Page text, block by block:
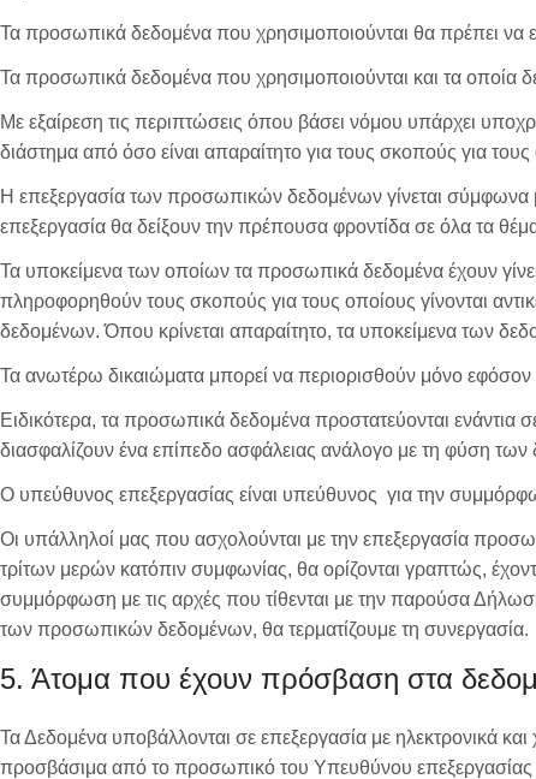
Τα προσωπικά δεδομένα που χρησιμοποιούνται θα πρέπει να
Τα προσωπικά δεδομένα που χρησιμοποιούνται και τα οποία
Με εξαίρεση τις περιπτώσεις όπου βάσει νόμου υπάρχει
διάστημα από όσο είναι απαραίτητο για τους σκοπούς για
Η επεξεργασία των προσωπικών δεδομένων γίνεται σύμφωνα
επεξεργασία θα δείξουν την πρέπουσα φροντίδα σε όλα τα
Τα υποκείμενα των οποίων τα προσωπικά δεδομένα έχουν
πληροφορηθούν τους σκοπούς για τους οποίους γίνονται
δεδομένων. Όπου κρίνεται απαραίτητο, τα υποκείμενα των
Τα ανωτέρω δικαιώματα μπορεί να περιορισθούν μόνο εφόσον
Ειδικότερα, τα προσωπικά δεδομένα προστατεύονται
διασφαλίζουν ένα επίπεδο ασφάλειας ανάλογο με τη φύση
Ο υπεύθυνος επεξεργασίας είναι υπεύθυνος για την
Οι υπάλληλοί μας που ασχολούνται με την επεξεργασία
τρίτων μερών κατόπιν συμφωνίας, θα ορίζονται γραπτώς,
συμμόρφωση με τις αρχές που τίθενται με την παρούσα
των προσωπικών δεδομένων, θα τερματίζουμε τη συνεργασία.
5. Άτομα που έχουν πρόσβαση στα
Τα Δεδομένα υποβάλλονται σε επεξεργασία με ηλεκτρονικά και
προσβάσιμα από το προσωπικό του Υπευθύνου επεξεργασίας